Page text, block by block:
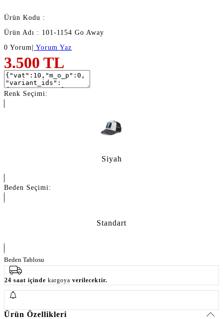
Ürün Kodu :
Ürün Adı : 101-1154 Go Away
0 Yorum | Yorum Yaz
3.500 TL
Renk Seçimi:
Siyah
Beden Seçimi:
Standart
Beden Tablosu
24 saat içinde kargoya verilecektir.
Ürün Özellikleri